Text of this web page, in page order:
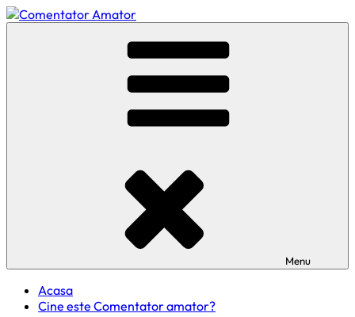
Skip
to
Menu
Acasa
Cine este Comentator amator?